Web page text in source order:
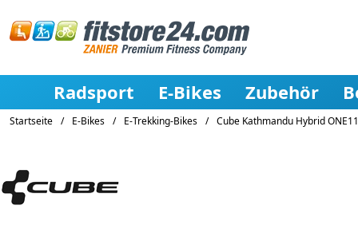
Radsport E-Bikes Zubehör
Startseite / E-Bikes / E-Trekking-Bikes / Cube Kathmandu Hybrid